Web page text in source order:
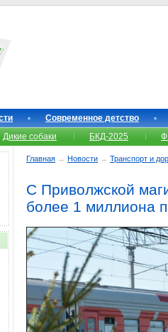
Современное детство
Дикие собаки БКД-2025
Главная → Новости → Транспорт и
С Приволжской
более 1 миллиона